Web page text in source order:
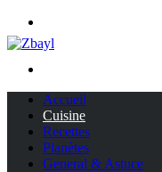
Accueil
Cuisine
Recettes
Planètes
General & Astuce